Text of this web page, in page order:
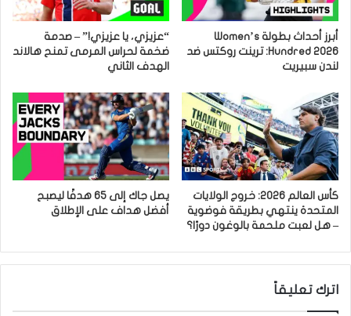
أبرز أحداث بطولة Women’s
Hundred 2026: ترينت روكتس ضد
لندن سبيريت
“عزيزي، يا عزيزي!” – صدمة
ضخمة لحراس المرمى تمنح هالاند
الهدف الثاني
كأس العالم 2026: خروج الولايات
المتحدة ينتهي بطريقة فوضوية
– هل لعبت ملحمة بالوغون دورًا؟
يصل جاك إلى 65 هدفًا ليصبح
أفضل هداف على الإطلاق
اترك تعليقاً